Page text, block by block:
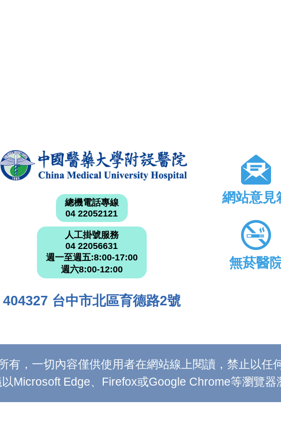
總機電話專線
04 22052121
人工掛號服務
04 22056631
週一至週五:8:00-17:00
週六8:00-12:00
404327 台中市北區育德路2號
網站意見
無菸醫
，一切內容僅供使用者在網站線上閱讀，禁止以任
Microsoft Edge、Firefox或Google Chrome等瀏覽器